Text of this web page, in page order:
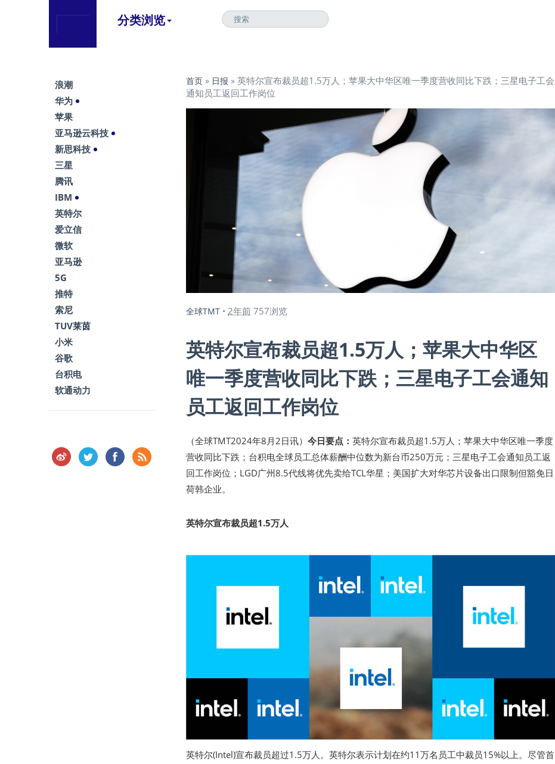
分类浏览
首页 » 日报 » 英特尔宣布裁员超1.5万人；苹果大中华区唯一季度营收同比下跌；三星电子工会
通知员工返回工作岗位
全球TMT • 2年前 757浏览
英特尔宣布裁员超1.5万人；苹果大中华区
唯一季度营收同比下跌；三星电子工会通知
员工返回工作岗位
（全球TMT2024年8月2日讯） 今日要点： 英特尔宣布裁员超1.5万人；苹果大中华区唯一季度
营收同比下跌；台积电全球员工总体薪酬中位数为新台币250万元；三星电子工会通知员工返
回工作岗位；LGD广州8.5代线将优先卖给TCL华星；美国扩大对华芯片设备出口限制但豁免日
荷韩企业。
英特尔宣布裁员超1.5万人
英特尔(Intel)宣布裁员超过1.5万人。英特尔表示计划在约11万名员工中裁员15%以上。尽管首
浪潮
华为
苹果
亚马逊云科技
新思科技
三星
腾讯
IBM
英特尔
爱立信
微软
亚马逊
5G
推特
索尼
TUV莱茵
小米
谷歌
台积电
软通动力